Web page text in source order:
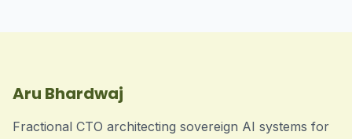
Aru Bhardwaj
Fractional CTO architecting sovereign AI systems for